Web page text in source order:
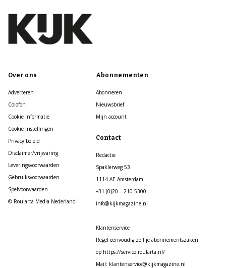
Over ons
Adverteren
Colofon
Cookie informatie
Cookie Instellingen
Privacy beleid
Disclaimer/vrijwaring
Leveringsvoorwaarden
Gebruiksvoorwaarden
Spelvoorwaarden
© Roularta Media Nederland
Abonnementen
Abonneren
Nieuwsbrief
Mijn account
Contact
Redactie
Spaklerweg 53
1114 AE Amsterdam
+31 (0)20 – 210 5300
info@kijkmagazine.nl
Klantenservice
Regel eenvoudig zelf je abonnementszaken
op https://service.roularta.nl/
Mail: klantenservice@kijkmagazine.nl